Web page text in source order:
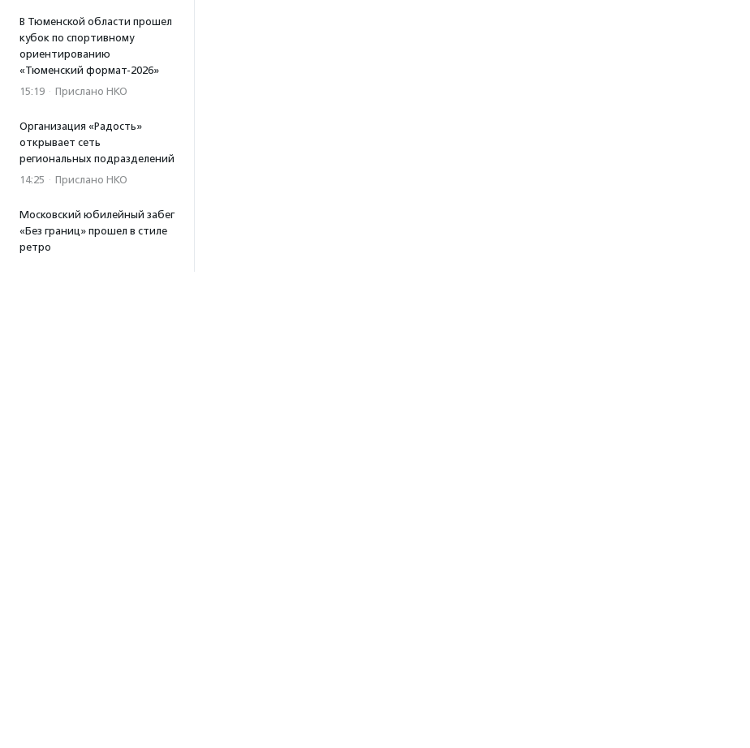
В Тюменской области прошел
кубок по спортивному
ориентированию
«Тюменский формат-2026»
15:19 · Прислано НКО
Организация «Радость»
открывает сеть
региональных подразделений
14:25 · Прислано НКО
Московский юбилейный забег
«Без границ» прошел в стиле
ретро